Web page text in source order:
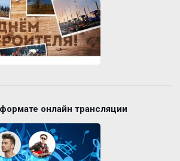
онлайн трансляции